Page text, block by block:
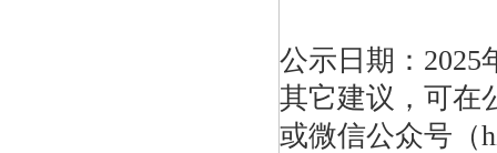
公示日期：2025
其它建议，可在
或微信公众号（